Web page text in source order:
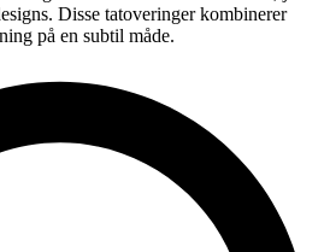
Disse tatoveringer kombinerer
på en subtil måde.